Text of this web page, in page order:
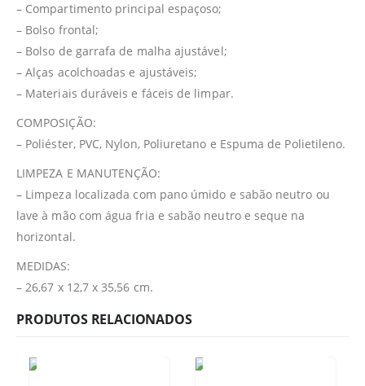
– Compartimento principal espaçoso;
– Bolso frontal;
– Bolso de garrafa de malha ajustável;
– Alças acolchoadas e ajustáveis;
– Materiais duráveis e fáceis de limpar.
COMPOSIÇÃO:
– Poliéster, PVC, Nylon, Poliuretano e Espuma de Polietileno.
LIMPEZA E MANUTENÇÃO:
– Limpeza localizada com pano úmido e sabão neutro ou
lave à mão com água fria e sabão neutro e seque na
horizontal.
MEDIDAS:
– 26,67 x 12,7 x 35,56 cm.
PRODUTOS RELACIONADOS